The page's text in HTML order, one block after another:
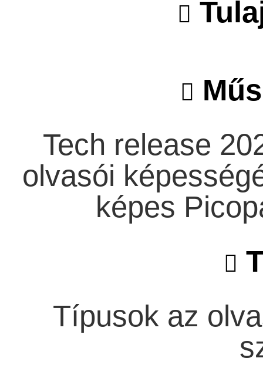
Tech release
olvasói
képes
Típusok az